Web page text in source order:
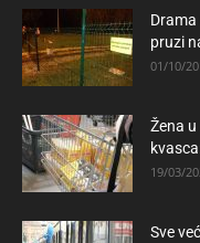
pruzi
01/10/
Žena
19/03/
Sve